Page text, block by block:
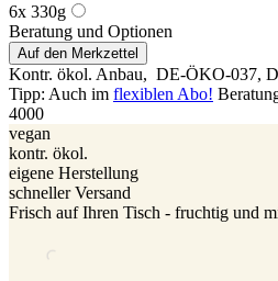
6x 330g
Beratung und Optionen
Auf den Merkzettel
Kontr. ökol. Anbau, DE-ÖKO-037,
Tipp: Auch im flexiblen Abo!
4000
vegan
kontr. ökol.
eigene Herstellung
schneller Versand
Frisch auf Ihren Tisch - fruchtig und